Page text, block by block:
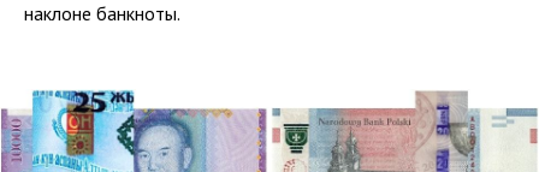
наклоне банкноты.